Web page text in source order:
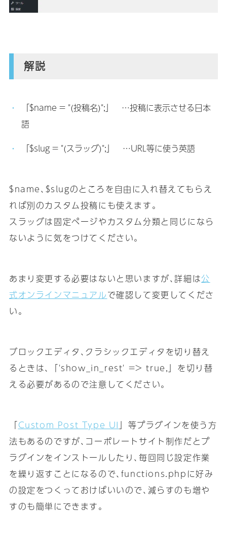
解説
「$name = "(投稿名)";」 …投稿に表示させる日本
語
「$slug = "(スラッグ)";」 …URL等に使う英語
$name､$slugのところを自由に入れ替えてもらえ
れば別のカスタム投稿にも使えます｡
スラッグは固定ページやカスタム分類と同じになら
ないように気をつけてください｡
あまり変更する必要はないと思いますが､詳細は公
式オンラインマニュアルで確認して変更してくださ
い｡
ブロックエディタ､クラシックエディタを切り替え
るときは､「'show_in_rest' => true,」を切り替
える必要があるので注意してください｡
「Custom Post Type UI 」等プラグインを使う方
法もあるのですが､コーポレートサイト制作だとプ
ラグインをインストールしたり､毎回同じ設定作業
を繰り返すことになるので､functions.phpに好み
の設定をつくっておけばいいので､減らすのも増や
すのも簡単にできます｡